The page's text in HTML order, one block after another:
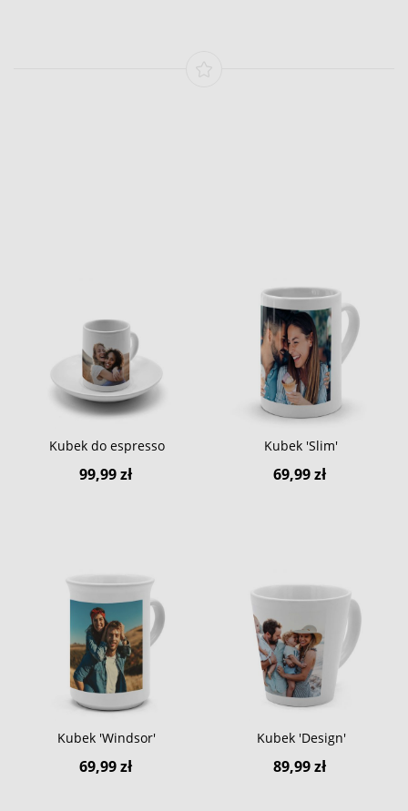
Kubek do espresso
99,99 zł
Kubek 'Slim'
69,99 zł
Kubek 'Windsor'
69,99 zł
Kubek 'Design'
89,99 zł